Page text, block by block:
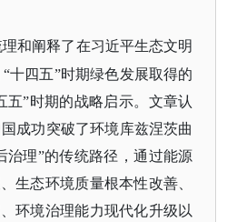
和阐释了在习近平生态文明
“十四五”时期绿色发展取得的
五”时期的战略启示。文章认
成功突破了环境库兹涅茨曲
治理”的传统路径，通过能源
生态环境质量根本性改善、
环境治理能力现代化升级以